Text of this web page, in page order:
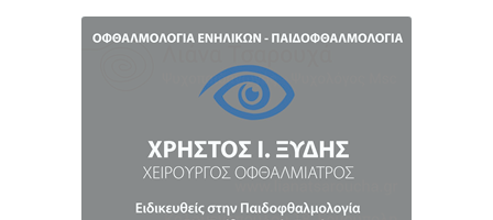
τις περισσότερες καταγγελίες – Πώς τα drones
Έρευνα ΕΟΤ: Η Ελλάδα στις κορυφαίες επιλογές
των Ευρώπαίων ταξιδιωτών
5 ώρες 44 λεπτά πρίν